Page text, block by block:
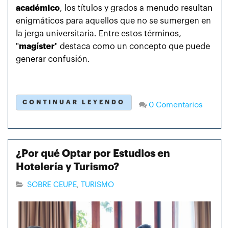
académico, los títulos y grados a menudo resultan
enigmáticos para aquellos que no se sumergen en
la jerga universitaria. Entre estos términos,
"magíster" destaca como un concepto que puede
generar confusión.
CONTINUAR LEYENDO 0 Comentarios
¿Por qué Optar por Estudios en
Hotelería y Turismo?
SOBRE CEUPE TURISMO